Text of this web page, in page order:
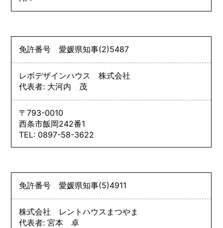
免許番号愛媛県知事(2)5487
レボデザインハウス 株式会社
代表者: 大河内 茂
〒793-0010
西条市飯岡242番1
TEL: 0897-58-3622
免許番号愛媛県知事(5)4911
株式会社 レントハウスまつやま
代表者: 宮本 卓